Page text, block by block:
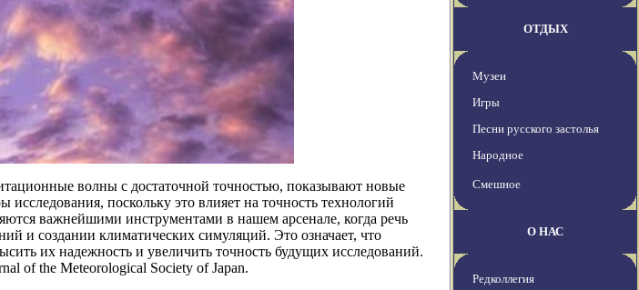
волны с достаточной точностью, показывают новые
исследования, поскольку это влияет на точность технологий
важнейшими инструментами в нашем арсенале, когда речь
и создании климатических симуляций. Это означает, что
их надежность и увеличить точность будущих исследований.
of the Meteorological Society of Japan.
ОТДЫХ
Музеи
Игры
Песни русского застолья
Народное
Смешное
О НАС
Редколлегия